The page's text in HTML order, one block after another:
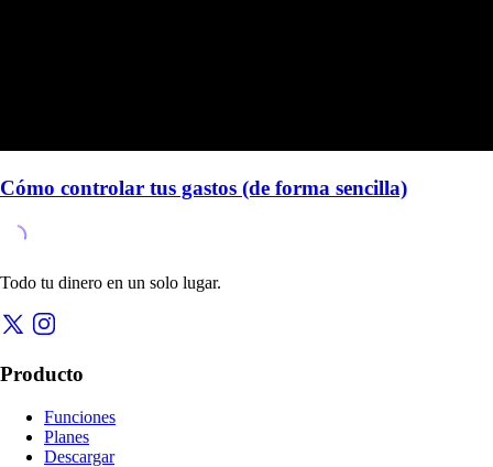
Cómo controlar tus gastos (de forma sencilla)
Todo tu dinero en un solo lugar.
Producto
Funciones
Planes
Descargar